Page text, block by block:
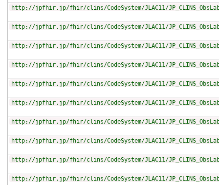
http://jpfhir.jp/fhir/clins/CodeSystem/JLAC11/
http://jpfhir.jp/fhir/clins/CodeSystem/JLAC11/
http://jpfhir.jp/fhir/clins/CodeSystem/JLAC11/
http://jpfhir.jp/fhir/clins/CodeSystem/JLAC11/
http://jpfhir.jp/fhir/clins/CodeSystem/JLAC11/
http://jpfhir.jp/fhir/clins/CodeSystem/JLAC11/
http://jpfhir.jp/fhir/clins/CodeSystem/JLAC11/
http://jpfhir.jp/fhir/clins/CodeSystem/JLAC11/
http://jpfhir.jp/fhir/clins/CodeSystem/JLAC11/
http://jpfhir.jp/fhir/clins/CodeSystem/JLAC11/